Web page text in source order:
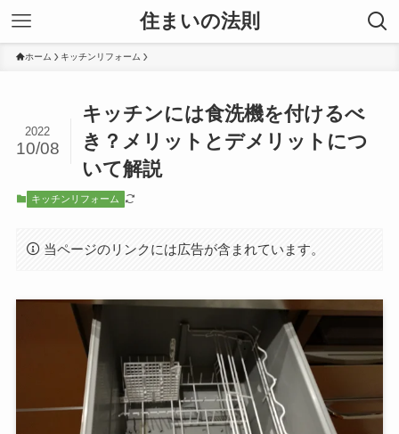
住まいの法則
ホーム キッチンリフォーム
キッチンには食洗機を付けるべ
き？メリットとデメリットにつ
いて解説
2022
10/08
キッチンリフォーム
当ページのリンクには広告が含まれています。